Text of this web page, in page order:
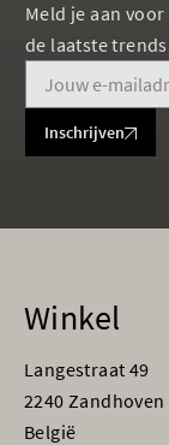
Meld je aan
de laatste
Inschrijven
Winkel
Langestraat 49
2240 Zandhoven
België